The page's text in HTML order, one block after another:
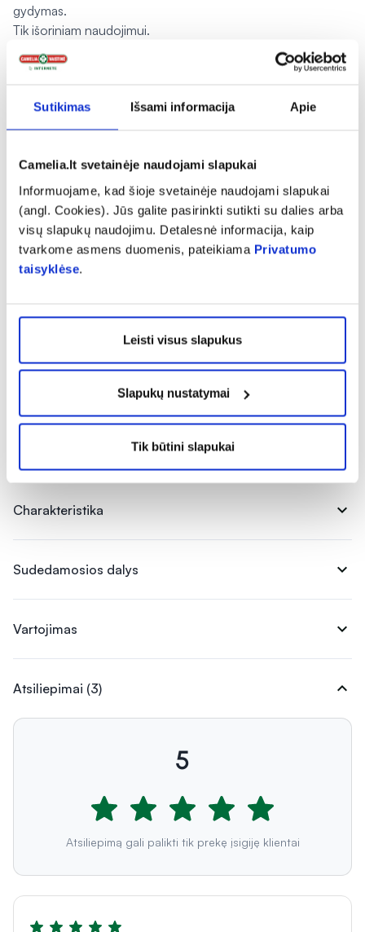
Sutikimas Išsami informacija Apie
Camelia.lt svetainėje naudojami slapukai
Informuojame, kad šioje svetainėje naudojami slapukai
(angl. Cookies). Jūs galite pasirinkti sutikti su dalies arba
visų slapukų naudojimu. Detalesnė informacija, kaip
tvarkome asmens duomenis, pateikiama Privatumo
taisyklėse.
Leisti visus slapukus
Slapukų nustatymai
Tik būtini slapukai
gydymas.
Tik išoriniam naudojimui.
Nenaudoti produkto po galiojimo datos pabaigos (žr. ant
pakuotės).
SPECIALIOS LAIKYMO SĄLYGOS
Laikyti 5–25 °C temperatūroje. Laikyti vaikams
Gamintojas:
OYSTERSHELL NV
NIJVERHEIDSWEG 10
9820 MERELBEKE, BELGIJA
ul. Pelplińska 19, Lenkija
83-200 Starogard Gdański
Lenkija
Pranešti apie klaidą prekės aprašyme
Charakteristika expand_more
Sudedamosios dalys expand_more
Vartojimas expand_more
Atsiliepimai (3) expand_more
5
Atsiliepimą gali palikti tik prekę įsigiję klientai